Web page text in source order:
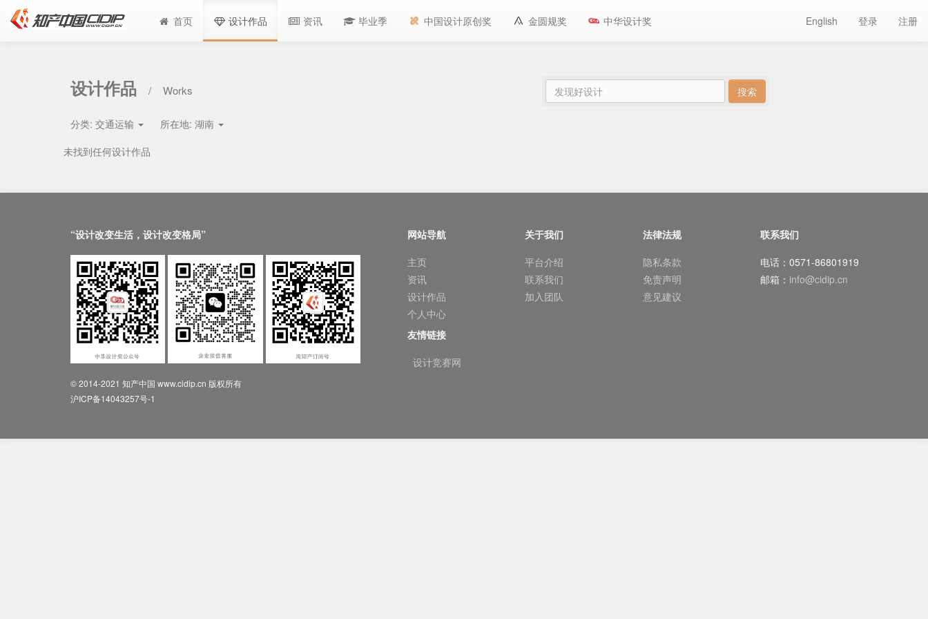
首页 设计作品 资讯 毕业季 中国设计原创奖 金圆规奖 中华设计奖 English 登录 注册
设计作品 / Works
分类: 交通运输 所在地: 湖南
未找到任何设计作品
“设计改变生活，设计改变格局”
© 2014-2021 知产中国 www.cidip.cn 版权所有
沪ICP备14043257号-1
网站导航
主页
资讯
设计作品
个人中心
关于我们
平台介绍
联系我们
加入团队
法律法规
隐私条款
免责声明
意见建议
联系我们
电话：0571-86801919
邮箱： info@cidip.cn
友情链接
设计竞赛网